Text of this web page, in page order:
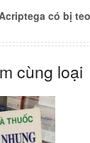
có bị
cùng loại